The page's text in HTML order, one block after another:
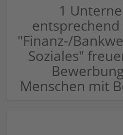
1
entsprechend
"Finanz-/
Soziales"
Menschen mit